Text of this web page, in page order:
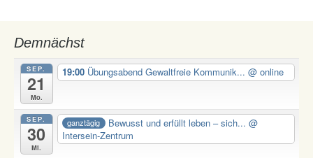
Demnächst
SEP.
21
Mo.
19:00 Übungsabend Gewaltfreie Kommunik... @ online
SEP.
30
Mi.
ganztägig Bewusst und erfüllt leben – sich...@
Intersein-Zentrum